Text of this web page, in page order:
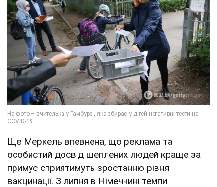
Ще Меркель впевнена, що реклама та
особистий досвід щеплених людей краще за
примус сприятимуть зростанню рівня
вакцинації. З липня в Німеччині темпи